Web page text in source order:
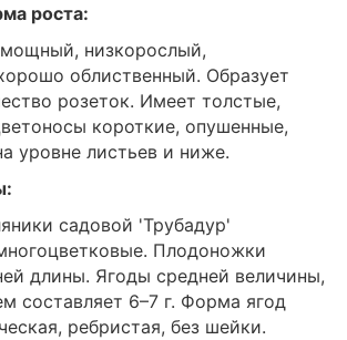
роста:
мощный, низкорослый,
облиственный. Образует
розеток. Имеет толстые,
короткие, опушенные,
уровне листьев и ниже.
садовой 'Трубадур'
Плодоножки
длины. Ягоды средней величины,
составляет 6–7 г. Форма ягод
ребристая, без шейки.